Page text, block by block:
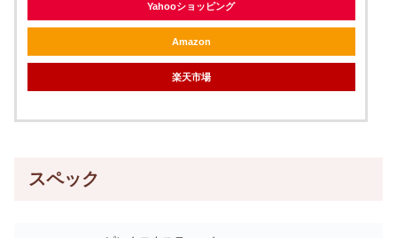
Yahooショッピング
Amazon
楽天市場
スペック